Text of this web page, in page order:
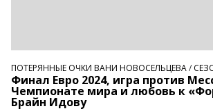
ПОТЕРЯННЫЕ ОЧКИ ВАНИ НОВОСЕЛЬЦЕВА/
Финал Евро 2024, игра против
Чемпионате мира и любовь к
Брайн Идову